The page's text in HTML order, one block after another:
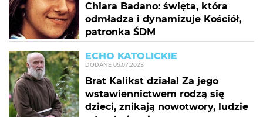
Chiara Badano: święta, która
odmładza i dynamizuje Kościół,
patronka ŚDM
ECHO KATOLICKIE
DODANE 05.07.2023
Brat Kalikst działa! Za jego
wstawiennictwem rodzą się
dzieci, znikają nowotwory, ludzie